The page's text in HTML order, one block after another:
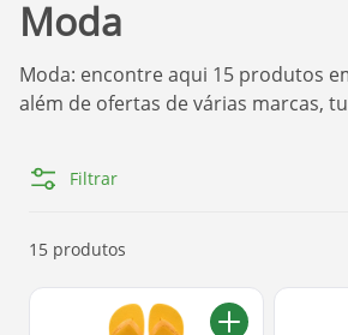
Moda
Moda: encontre aqui 15 produtos
além de ofertas de várias marcas,
Temos aqui a melhor seleção de
Açúcar. Se você quer comprar os
Filtrar
15 produtos